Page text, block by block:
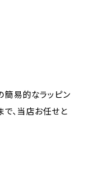
簡易的なラッピン
で、当店お任せと